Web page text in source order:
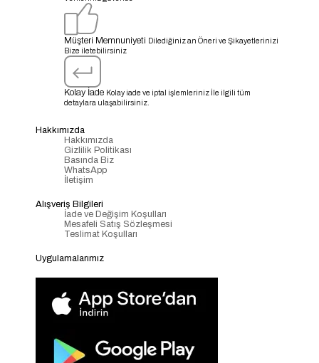
Müşteri Memnuniyeti Dilediğiniz an Öneri ve Şikayetlerinizi
Bize iletebilirsiniz
Kolay İade Kolay iade ve iptal işlemleriniz İle ilgili tüm
detaylara ulaşabilirsiniz.
Hakkımızda
Hakkımızda
Gizlilik Politikası
Basında Biz
WhatsApp
İletişim
Alışveriş Bilgileri
İade ve Değişim Koşulları
Mesafeli Satış Sözleşmesi
Teslimat Koşulları
Uygulamalarımız